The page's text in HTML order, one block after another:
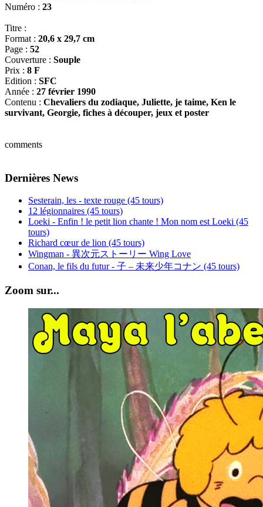
Numéro : 23
Titre :
Format : 20,6 x 29,7 cm
Page : 52
Couverture : Souple
Prix : 8 F
Edition : SFC
Année : 27 février 1990
Contenu : Chevaliers du zodiaque, Juliette, je taime, Ken le
survivant, Georgie, fiches à découper, jeux et poster
comments
Dernières News
Sesterain, les - texte rouge (45 tours)
12 légionnaires (45 tours)
Loeki - Enfin ! le petit lion chante ! Mon nom est Loeki (45
tours)
Richard cœur de lion (45 tours)
Wingman - 異次元ストーリー Wing Love
Conan, le fils du futur - 子 – 未来少年コナン (45 tours)
Zoom sur...